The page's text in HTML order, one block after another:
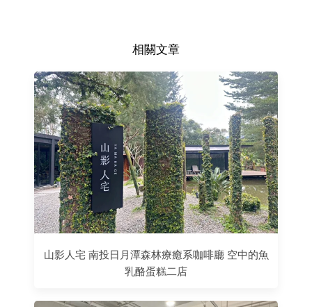
相關文章
山影人宅 南投日月潭森林療癒系咖啡廳 空中的魚
乳酪蛋糕二店